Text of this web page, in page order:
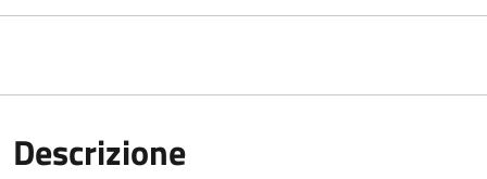
Descrizione